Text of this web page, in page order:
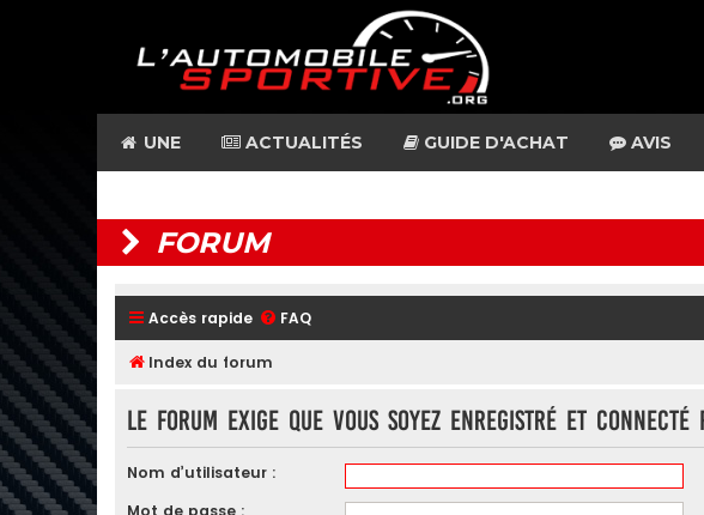
UNE ACTUALITÉS GUIDE D'ACHAT AVIS
FORUM
Accès rapide FAQ
Index du forum
Le forum exige que vous soyez enregistré et
Nom d’utilisateur :
Mot de passe :